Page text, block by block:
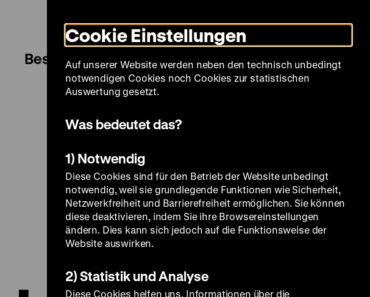
Modus
umschalten
Sprache
Besuch Spielplan Filmreihen Über uns
Cookie Einstellungen
Auf unserer Website werden neben den technisch unbedingt
notwendigen Cookies noch Cookies zur statistischen
Auswertung gesetzt.
Was bedeutet das?
1) Notwendig
Diese Cookies sind für den Betrieb der Website unbedingt
notwendig, weil sie grundlegende Funktionen wie Sicherheit,
Netzwerkfreiheit und Barrierefreiheit ermöglichen. Sie können
diese deaktivieren, indem Sie ihre Browsereinstellungen
ändern. Dies kann sich jedoch auf die Funktionsweise der
Website auswirken.
2) Statistik und Analyse
Diese Cookies helfen uns, Informationen über die